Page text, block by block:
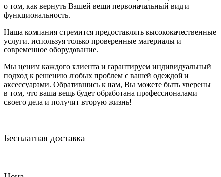
о том, как вернуть Вашей вещи первоначальный вид и
функциональность.
Наша компания стремится предоставлять высококачественные
услуги, используя только проверенные материалы и
современное оборудование.
Мы ценим каждого клиента и гарантируем индивидуальный
подход к решению любых проблем с вашей одеждой и
аксессуарами. Обратившись к нам, Вы можете быть уверены
в том, что ваша вещь будет обработана профессионалами
своего дела и получит вторую жизнь!
Бесплатная доставка